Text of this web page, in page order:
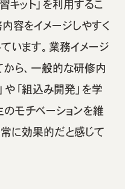
キット」を利用するこ
容をイメージしやすく
います。業務イメージ
ら、一般的な研修内
や「組込み開発」を学
モチベーションを維
に効果的だと感じて